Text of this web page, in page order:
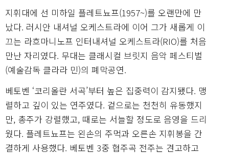
지휘대에 선 미하일 플레트뇨프(1957~)를 오랜만에 만
났다. 러시안 내셔널 오케스트라에 이어 그가 새롭게 이
끄는 라흐마니노프 인터내셔널 오케스트라(RIO)를 처음
만난 자리였다. 무대는 클래시컬 브릿지 음악 페스티벌
(예술감독 클라라 민)의 폐막공연.
베토벤 ‘코리올란 서곡’부터 높은 집중력이 감지됐다. 맹
렬하고 깊이 있는 연주였다. 겉으로는 천천히 유동했지
만, 총주가 강렬했고, 때로는 서늘할 정도로 음영을 드리
웠다. 플레트뇨프는 왼손의 주먹과 오른손 지휘봉을 간
결하게 사용했다. 베토벤 3중 협주곡 전주는 견고하고